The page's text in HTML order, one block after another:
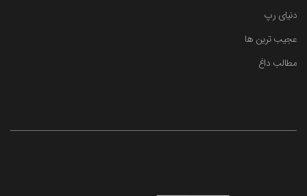
دنیای رپ
عجیب ترین ها
مطالب داغ